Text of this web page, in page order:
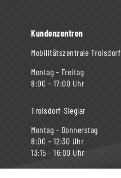
Kundenzentren
Mobilitätszentrale Troisdorf
Montag - Freitag
8:00 - 17:00 Uhr
Troisdorf-Sieglar
Montag - Donnerstag
8:00 - 12:30 Uhr
13:15 - 16:00 Uhr
Freitag